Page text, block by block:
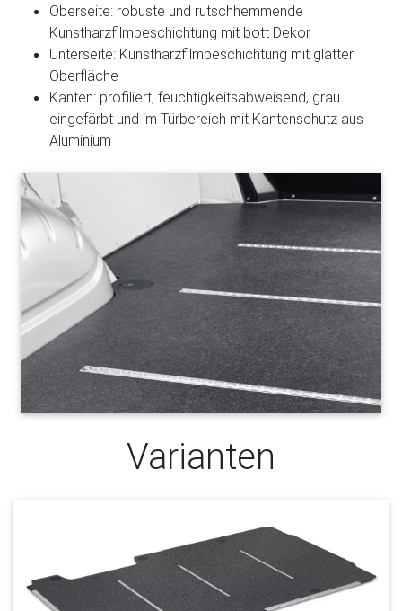
Oberseite: robuste und rutschhemmende
Kunstharzfilmbeschichtung mit bott Dekor
Unterseite: Kunstharzfilmbeschichtung mit glatter
Oberfläche
Kanten: profiliert, feuchtigkeitsabweisend, grau
eingefärbt und im Türbereich mit Kantenschutz aus
Aluminium
Varianten